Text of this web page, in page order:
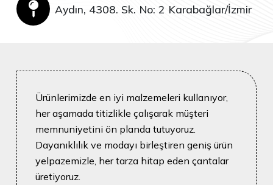
Aydın, 4308. Sk. No: 2 Karabağlar/İzmir
Ürünlerimizde en iyi malzemeleri kullanıyor,
her aşamada titizlikle çalışarak müşteri
memnuniyetini ön planda tutuyoruz.
Dayanıklılık ve modayı birleştiren geniş ürün
yelpazemizle, her tarza hitap eden çantalar
üretiyoruz.